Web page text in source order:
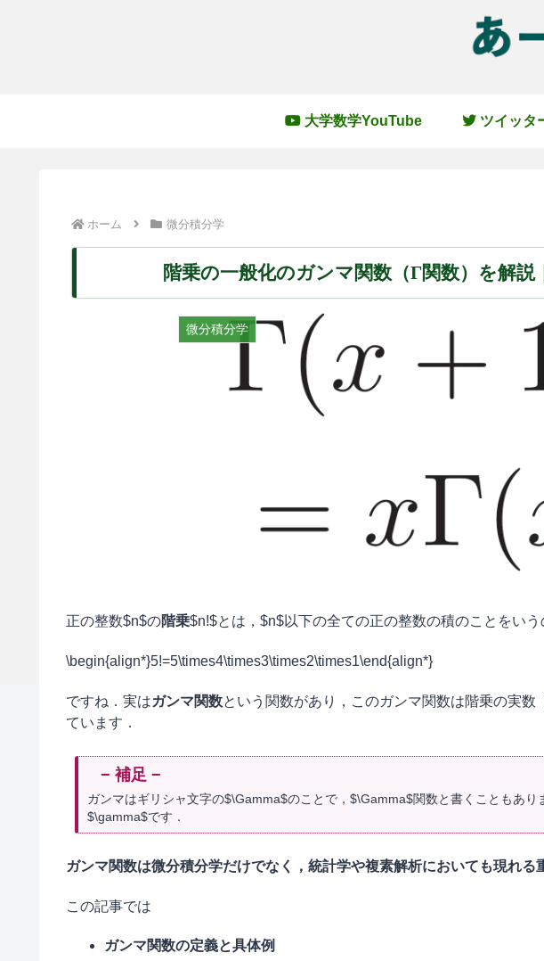
大学数学YouTube ツイッタ
ホーム 微分積分学
階乗の一般化のガンマ関数（Γ関数）を解説
微分積分学
正の整数$n$の階乗$n!$とは，$n$以下の全ての正の整数の積のことをいう
\begin{align*}5!=5\times4\times3\times2\times1\end{align*}
ですね．実はガンマ関数という関数があり，このガンマ関数は階乗の実
ています．
ガンマはギリシャ文字の$\Gamma$のことで，$\Gamma$関数と書くこともあ
$\gamma$です．
ガンマ関数は微分積分学だけでなく，統計学や複素解析においても現れる
この記事では
ガンマ関数の定義と具体例